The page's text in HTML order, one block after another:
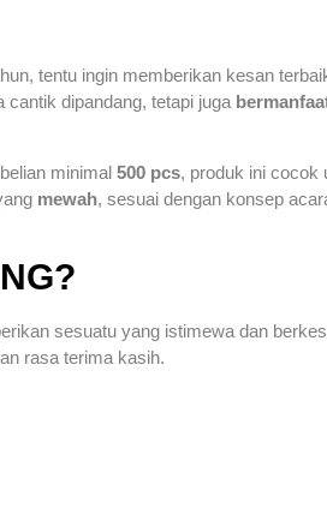
tentu ingin memberikan kesan
cantik dipandang, tetapi juga
minimal 500 pcs, produk ini cocok
mewah, sesuai dengan konsep
sesuatu yang istimewa dan
rasa terima kasih.